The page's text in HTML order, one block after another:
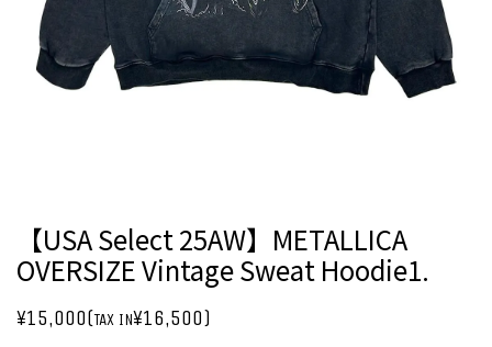
【USA Select 25AW】METALLICA
OVERSIZE Vintage Sweat Hoodie1.
¥15,000(TAX IN¥16,500)